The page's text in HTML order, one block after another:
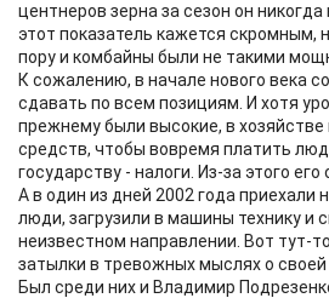
центнеров зерна за сезон он
этот показатель кажется скромным,
пору и комбайны были не такими
К сожалению, в начале нового века
сдавать по всем позициям. И хотя
прежнему были высокие, в
средств, чтобы вовремя платить
государству - налоги. Из-за этого
А в один из дней 2002 года приехали
люди, загрузили в машины технику и
неизвестном направлении. Вот тут-
затылки в тревожных мыслях о
Был среди них и Владимир